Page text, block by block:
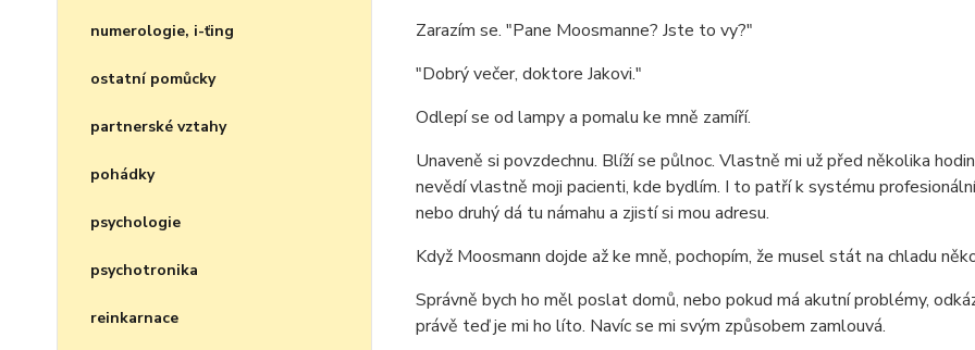
numerologie, i-ťing
ostatní pomůcky
partnerské vztahy
pohádky
psychologie
psychotronika
reinkarnace
Zarazím se. "Pane Moosmanne? Jste to vy?"
"Dobrý večer, doktore Jakovi."
Odlepí se od lampy a pomalu ke mně zamíří.
Unaveně si povzdechnu. Blíží se půlnoc. Vlastně mi už před několika
nevědí vlastně moji pacienti, kde bydlím. I to patří k systému
nebo druhý dá tu námahu a zjistí si mou adresu.
Když Moosmann dojde až ke mně, pochopím, že musel stát na chladu
Správně bych ho měl poslat domů, nebo pokud má akutní problémy,
právě teď je mi ho líto. Navíc se mi svým způsobem zamlouvá.